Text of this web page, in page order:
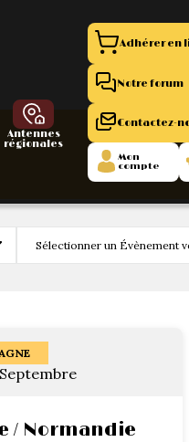
Antennes
régionales
Adhérer en
Notre forum
Contactez-
Mon
compte
/ Normandie